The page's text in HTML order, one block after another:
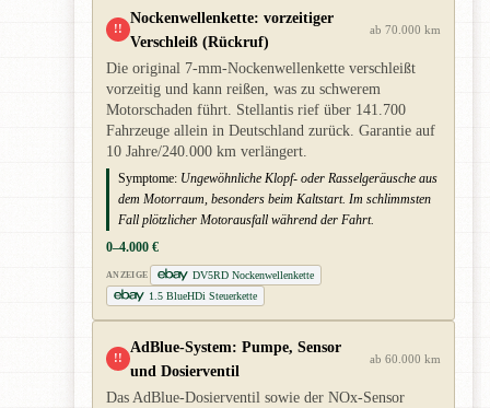
!!
Nockenwellenkette: vorzeitiger
Verschleiß (Rückruf)
ab 70.000 km
Die original 7-mm-Nockenwellenkette verschleißt
vorzeitig und kann reißen, was zu schwerem
Motorschaden führt. Stellantis rief über 141.700
Fahrzeuge allein in Deutschland zurück. Garantie auf
10 Jahre/240.000 km verlängert.
Symptome: Ungewöhnliche Klopf- oder Rasselgeräusche aus
dem Motorraum, besonders beim Kaltstart. Im schlimmsten
Fall plötzlicher Motorausfall während der Fahrt.
0–4.000 €
ANZEIGE
DV5RD Nockenwellenkette
1.5 BlueHDi Steuerkette
!!
AdBlue-System: Pumpe, Sensor
und Dosierventil
ab 60.000 km
Das AdBlue-Dosierventil sowie der NOx-Sensor